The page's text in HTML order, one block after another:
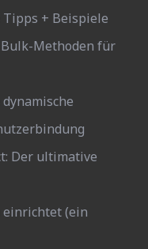
+ Beispiele
Methoden für
Der ultimative
einrichtet (ein